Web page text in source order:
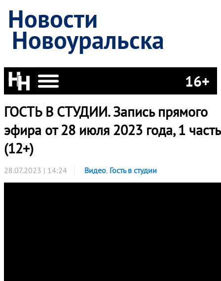
Новости
Новоуральска
16+
ГОСТЬ В СТУДИИ. Запись прямого
эфира от 28 июля 2023 года, 1 часть
(12+)
28.07.2023 | 14:24 Видео, Гость в студии